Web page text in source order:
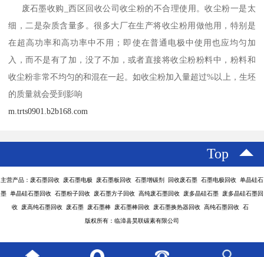
废石墨收购_西区回收公司收尘粉的不合理使用。收尘粉一是太
细，二是杂质含量多。很多大厂在生产将收尘粉用做他用，特别是
在超高功率和高功率中不用；即使在普通电极中使用也应均匀加
入，而不是有了加，没了不加，或者直接将收尘粉粉料中，粉料和
收尘粉非常不均匀的和混在一起。如收尘粉加入量超过%以上，生坯
的质量就会受到影响
m.trts0901.b2b168.com
Top
主营产品：废石墨回收 废石墨电极 废石墨板回收 石墨增碳剂 回收废石墨 石墨电极回收 单晶硅石
墨 单晶硅石墨回收 石墨粉子回收 废石墨方子回收 高纯废石墨回收 废多晶硅石墨 废多晶硅石墨回
收 废高纯石墨回收 废石墨 废石墨棒 废石墨棒回收 废石墨换热器回收 高纯石墨回收 石
版权所有：临漳县昊联碳素有限公司